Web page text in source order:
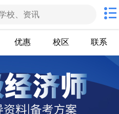
优惠 校区 联系